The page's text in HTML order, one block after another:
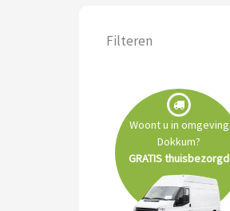
Filteren
Woont u in omgeving
Dokkum?
GRATIS thuisbezorgd